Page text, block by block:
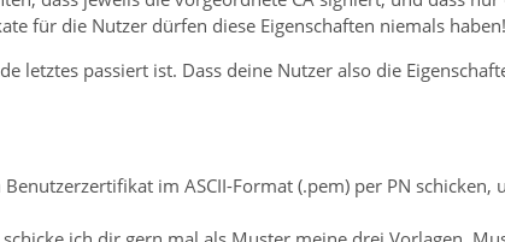
für die Nutzer dürfen diese Eigenschaften niemals haben!
letztes passiert ist. Dass deine Nutzer also die
im ASCII-Format (.pem) per PN